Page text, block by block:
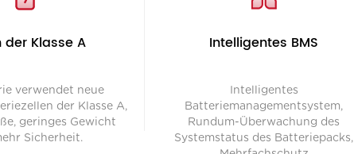
der Klasse A
verwendet neue
der Klasse A,
geringes Gewicht
Sicherheit.
Intelligentes BMS
Intelligentes
Batteriemanagementsystem,
Rundum-Überwachung des
Systemstatus des Batteriepacks,